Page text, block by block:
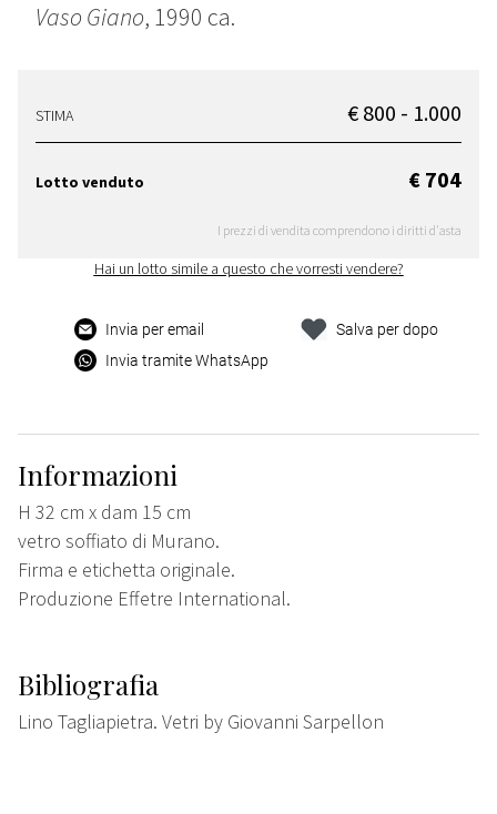
Vaso Giano, 1990 ca.
STIMA € 800 - 1.000
Lotto venduto € 704
I prezzi di vendita comprendono i diritti d'asta
Hai un lotto simile a questo che vorresti vendere?
Invia per email
Invia tramite WhatsApp
Salva per dopo
Informazioni
H 32 cm x dam 15 cm
vetro soffiato di Murano.
Firma e etichetta originale.
Produzione Effetre International.
Bibliografia
Lino Tagliapietra. Vetri by Giovanni Sarpellon